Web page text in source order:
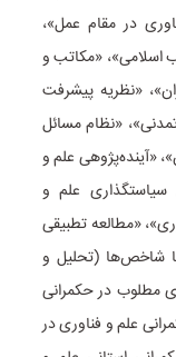
در مقام عمل»،
اسلامی»، «مکاتب و
«نظریه پیشرفت
«نظام مسائل
«آینده‌پژوهی علم و
سیاستگذاری علم و
«مطالعه تطبیقی
شاخص‌ها (تحلیل و
مطلوب در حکمرانی
علم و فناوری در